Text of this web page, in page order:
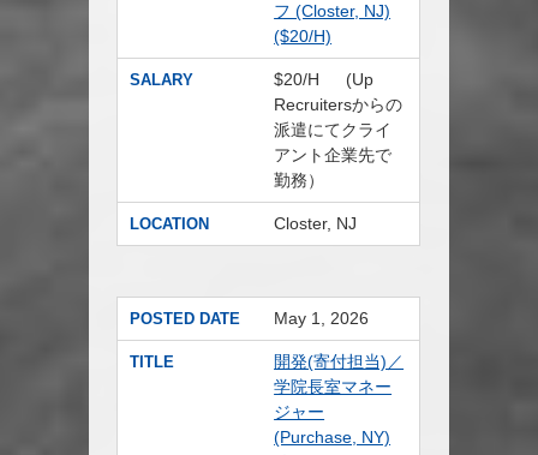
フ (Closter, NJ)
($20/H)
SALARY
$20/H (Up
Recruitersからの
派遣にてクライ
アント企業先で
勤務）
LOCATION Closter, NJ
POSTED DATE May 1, 2026
TITLE
開発(寄付担当)／
学院長室マネー
ジャー
(Purchase, NY)